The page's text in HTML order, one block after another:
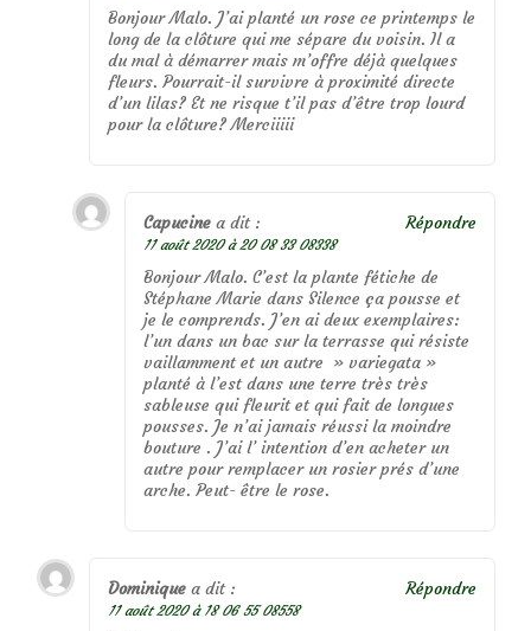
Bonjour Malo. J’ai planté un rose ce printemps le
long de la clôture qui me sépare du voisin. Il a
du mal à démarrer mais m’offre déjà quelques
fleurs. Pourrait-il survivre à proximité directe
d’un lilas? Et ne risque t’il pas d’être trop lourd
pour la clôture? Merciiiii
Capucine a dit :
11 août 2020 à 20 08 33 08338
Bonjour Malo. C’est la plante fétiche de
Stéphane Marie dans Silence ça pousse et
je le comprends. J’en ai deux exemplaires:
l’un dans un bac sur la terrasse qui résiste
vaillamment et un autre » variegata »
planté à l’est dans une terre très très
sableuse qui fleurit et qui fait de longues
pousses. Je n’ai jamais réussi la moindre
bouture . J’ai l’ intention d’en acheter un
autre pour remplacer un rosier prés d’une
arche. Peut- être le rose.
Répondre
Dominique a dit :
11 août 2020 à 18 06 55 08558
Répondre